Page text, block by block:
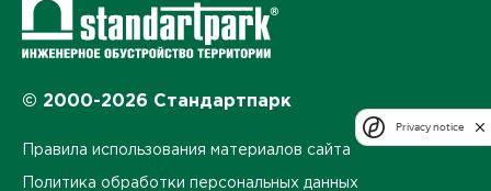
© 2000-2026 Стандартпарк
Правила использования материалов сайта
Политика обработки персональных данных
Privacy notice